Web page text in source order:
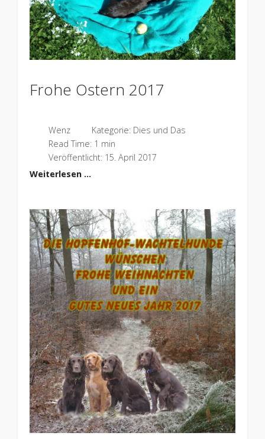
Frohe Ostern 2017
Wenz Kategorie: Dies und Das
Read Time: 1 min
Veröffentlicht: 15. April 2017
Weiterlesen …